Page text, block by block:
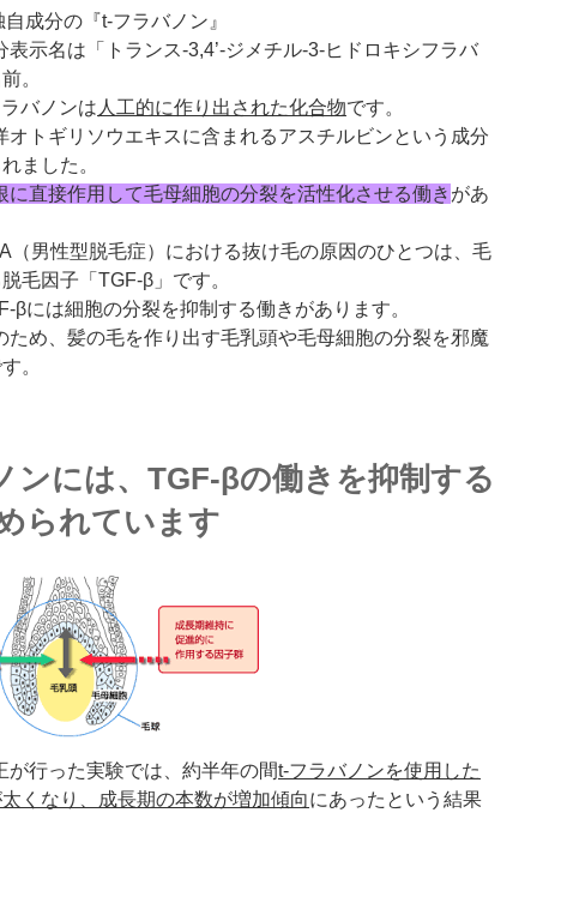
自成分の『t-フラバノン 』
表示名は「
トランス-3,4’-ジメチル-3-ヒドロキシフラバ
。
ラバノンは 人工的に作り出された化合物です。
オトギリソウエキスに含まれるアスチルビンという成分
ました。
に直接作用して毛母細胞の分裂を活性化させる働き があ
（男性型脱毛症）における抜け毛の原因のひとつは、毛
毛因子「TGF-β」です。
βには細胞の分裂を抑制する働きがあります。
ため、髪の毛を作り出す毛乳頭や毛母細胞の分裂を邪魔
。
ンには、TGF-βの働きを抑制する
られています
が行った実験では、約半年の間t-フラバノンを使用した
くなり、成長期の本数が増加傾向にあったという結果